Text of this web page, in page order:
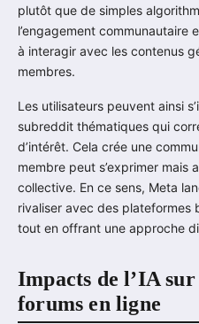
plutôt que de simples
l’engagement communautaire
à interagir avec les contenus
membres.
Les utilisateurs peuvent ainsi
subreddit thématiques qui
d’intérêt. Cela crée une
membre peut s’exprimer mais
collective. En ce sens, Meta
rivaliser avec des plateformes
tout en offrant une approche
Impacts de l’IA
forums en ligne